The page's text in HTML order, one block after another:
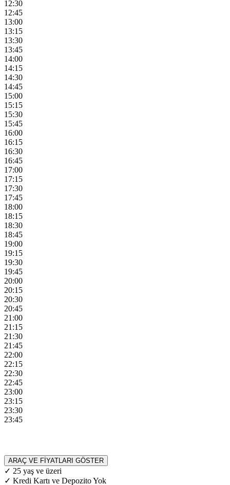
12:30
12:45
13:00
13:15
13:30
13:45
14:00
14:15
14:30
14:45
15:00
15:15
15:30
15:45
16:00
16:15
16:30
16:45
17:00
17:15
17:30
17:45
18:00
18:15
18:30
18:45
19:00
19:15
19:30
19:45
20:00
20:15
20:30
20:45
21:00
21:15
21:30
21:45
22:00
22:15
22:30
22:45
23:00
23:15
23:30
23:45
ARAÇ VE FİYATLARI GÖSTER
✓ 25 yaş ve üzeri
✓ Kredi Kartı ve Depozito Yok